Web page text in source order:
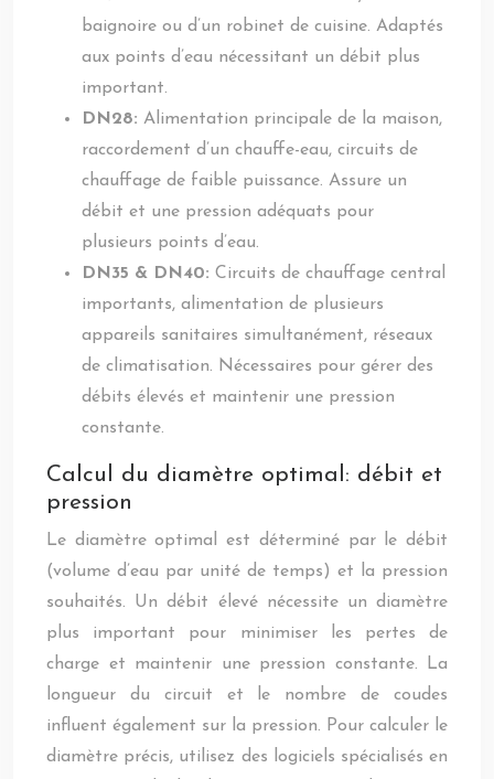
baignoire ou d’un robinet de cuisine. Adaptés
aux points d’eau nécessitant un débit plus
important.
DN28: Alimentation principale de la maison,
raccordement d’un chauffe-eau, circuits de
chauffage de faible puissance. Assure un
débit et une pression adéquats pour
plusieurs points d’eau.
DN35 & DN40: Circuits de chauffage central
importants, alimentation de plusieurs
appareils sanitaires simultanément, réseaux
de climatisation. Nécessaires pour gérer des
débits élevés et maintenir une pression
constante.
Calcul du diamètre optimal: débit et
pression
Le diamètre optimal est déterminé par le débit
(volume d’eau par unité de temps) et la pression
souhaités. Un débit élevé nécessite un diamètre
plus important pour minimiser les pertes de
charge et maintenir une pression constante. La
longueur du circuit et le nombre de coudes
influent également sur la pression. Pour calculer le
diamètre précis, utilisez des logiciels spécialisés en